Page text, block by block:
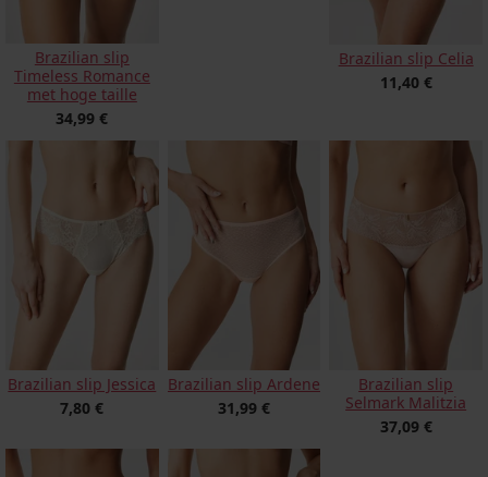
Brazilian slip
Timeless Romance
met hoge taille
34,99 €
Brazilian slip Celia
11,40 €
Brazilian slip Jessica
7,80 €
Brazilian slip Ardene
31,99 €
Brazilian slip
Selmark Malitzia
37,09 €